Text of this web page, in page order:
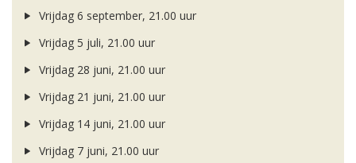
Vrijdag 6 september, 21.00 uur
Vrijdag 5 juli, 21.00 uur
Vrijdag 28 juni, 21.00 uur
Vrijdag 21 juni, 21.00 uur
Vrijdag 14 juni, 21.00 uur
Vrijdag 7 juni, 21.00 uur